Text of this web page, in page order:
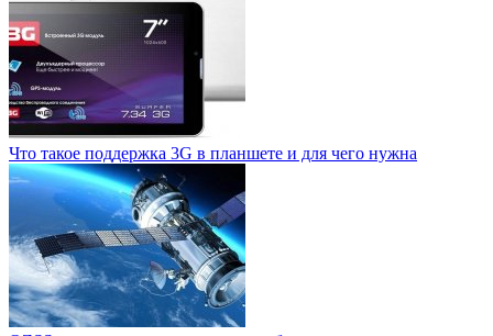
Что такое поддержка 3G в планшете и для чего нужна